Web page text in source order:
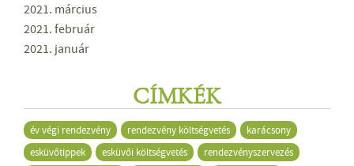
2021. március
2021. február
2021. január
CÍMKÉK
év végi rendezvény rendezvény költségvetés
karácsony
esküvőtippek
esküvői költségvetés
rendezvényszervezés